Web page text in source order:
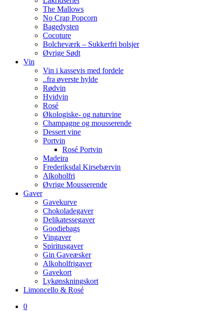
The Mallows
No Crap Popcorn
Bagedysten
Cocoture
Bolcheværk – Sukkerfri bolsjer
Øvrige Sødt
Vin
Vin i kassevis med fordele
..fra øverste hylde
Rødvin
Hvidvin
Rosé
Økologiske- og naturvine
Champagne og mousserende
Dessert vine
Portvin
Rosé Portvin
Madeira
Frederiksdal Kirsebærvin
Alkoholfri
Øvrige Mousserende
Gaver
Gavekurve
Chokoladegaver
Delikatessegaver
Goodiebags
Vingaver
Spiritusgaver
Gin Gaveæsker
Alkoholfrigaver
Gavekort
Lykønskningskort
Limoncello & Rosé
0